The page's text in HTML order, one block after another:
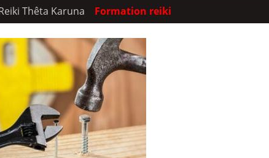
Thêta Karuna Formation reiki